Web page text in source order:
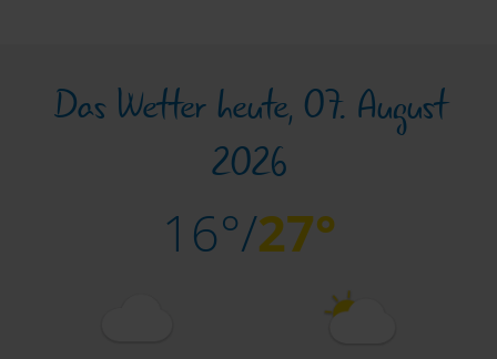
Das Wetter heute, 07. August
2026
16°/27°